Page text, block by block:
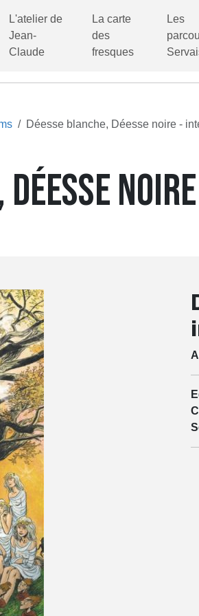
L'atelier de
Jean-
Claude
La carte
des
fresques
Les
Déesse blanche, Déesse noire -